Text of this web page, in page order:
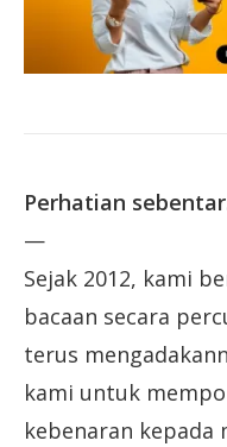
Perhatian
—
Sejak 2012, kami
bacaan secara
terus
kami untuk
kebenaran kepada